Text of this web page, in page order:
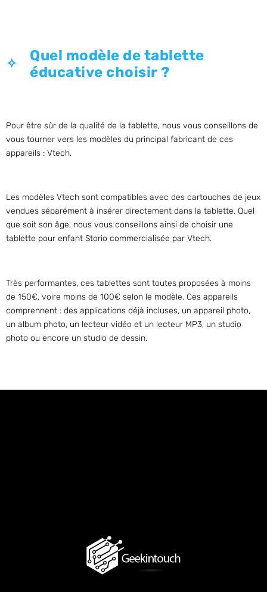
Quel modèle de tablette
éducative choisir ?
Pour être sûr de la qualité de la tablette, nous vous conseillons de
vous tourner vers les modèles du principal fabricant de ces
appareils : Vtech.
Les modèles Vtech sont compatibles avec des cartouches de jeux
vendues séparément à insérer directement dans la tablette. Quel
que soit son âge, nous vous conseillons ainsi de choisir une
tablette pour enfant Storio commercialisée par Vtech.
Très performantes, ces tablettes sont toutes proposées à moins
de 150€, voire moins de 100€ selon le modèle. Ces appareils
comprennent : des applications déjà incluses, un appareil photo,
un album photo, un lecteur vidéo et un lecteur MP3, un studio
photo ou encore un studio de dessin.